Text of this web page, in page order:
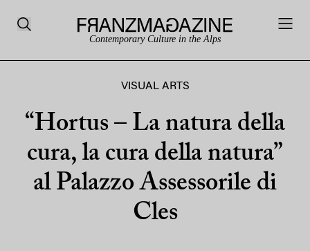
Contemporary Culture in the Alps
VISUAL ARTS
“Hortus – La natura della
cura, la cura della natura”
al Palazzo Assessorile di
Cles